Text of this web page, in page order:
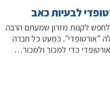
לבעיות כאב
לקנות מזרון שמעתם הרבה
"אורטופדי". כמעט כל חברה
כדי למכור ולמכור…